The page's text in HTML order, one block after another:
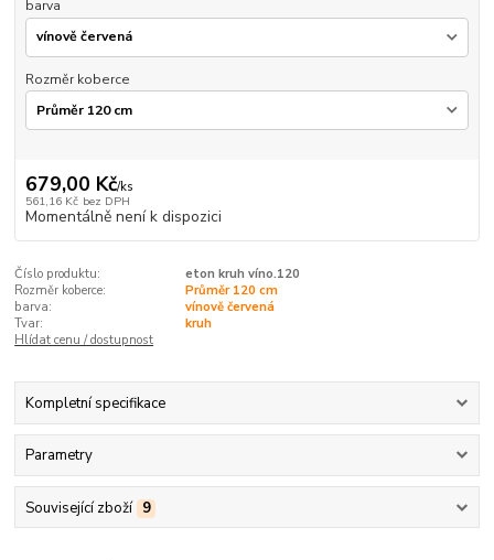
barva
Rozměr koberce
679,00 Kč/ks
561,16 Kč bez DPH
Momentálně není k dispozici
Číslo produktu:
eton kruh víno.120
Rozměr koberce:
Průměr 120 cm
barva:
vínově červená
Tvar:
kruh
Hlídat cenu / dostupnost
Kompletní specifikace
Parametry
Související zboží 9